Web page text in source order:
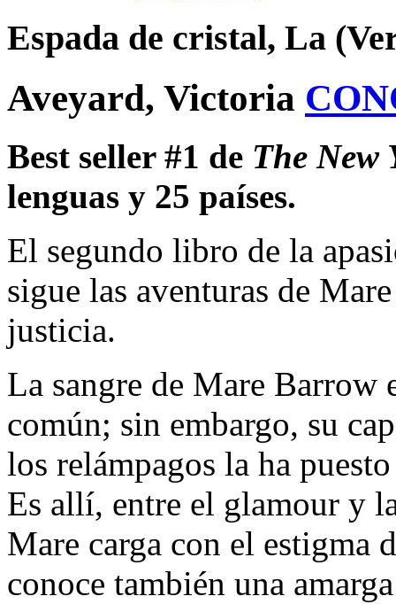
Espada de cristal, La
Aveyard, Victoria
Best seller #1 de The New
lenguas y 25 países.
El segundo libro de la
sigue las aventuras de
justicia.
La sangre de Mare Barrow
común; sin embargo, su
los relámpagos la ha
Es allí, entre el glamour y
Mare carga con el estigma
conoce también una